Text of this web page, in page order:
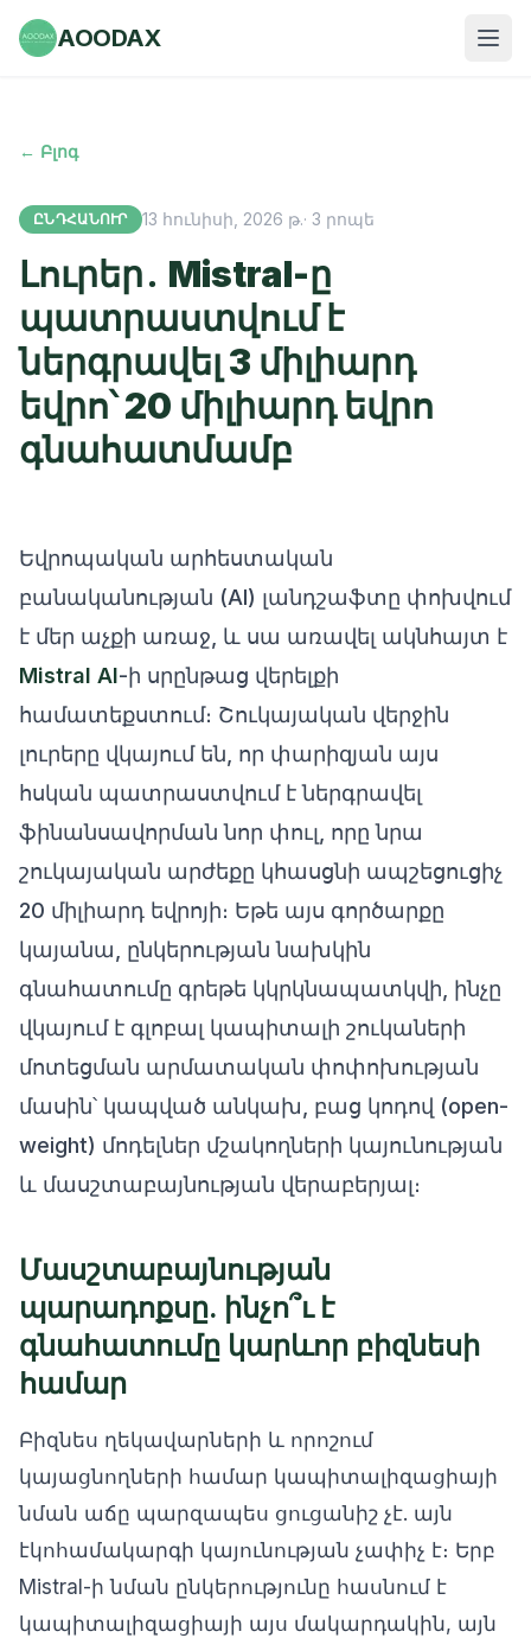
AOODAX
← Բլոգ
ԸՆԴՀԱՆՈՒՐ 13 հունիսի, 2026 թ.· 3 րոպե
Լուրեր․ Mistral-ը
պատրաստվում է
ներգրավել 3 միլիարդ
եվրո՝ 20 միլիարդ եվրո
գնահատմամբ
Եվրոպական արհեստական
բանականության (AI) լանդշաֆտը փոխվում
է մեր աչքի առաջ, և սա առավել ակնհայտ է
Mistral AI-ի սրընթաց վերելքի
համատեքստում։ Շուկայական վերջին
լուրերը վկայում են, որ փարիզյան այս
հսկան պատրաստվում է ներգրավել
ֆինանսավորման նոր փուլ, որը նրա
շուկայական արժեքը կհասցնի ապշեցուցիչ
20 միլիարդ եվրոյի։ Եթե այս գործարքը
կայանա, ընկերության նախկին
գնահատումը գրեթե կկրկնապատկվի, ինչը
վկայում է գլոբալ կապիտալի շուկաների
մոտեցման արմատական փոփոխության
մասին՝ կապված անկախ, բաց կոդով (open-
weight) մոդելներ մշակողների կայունության
և մասշտաբայնության վերաբերյալ։
Մասշտաբայնության
պարադոքսը. ինչո՞ւ է
գնահատումը կարևոր բիզնեսի
համար
Բիզնես ղեկավարների և որոշում
կայացնողների համար կապիտալիզացիայի
նման աճը պարզապես ցուցանիշ չէ. այն
էկոհամակարգի կայունության չափիչ է։ Երբ
Mistral-ի նման ընկերությունը հասնում է
կապիտալիզացիայի այս մակարդակին, այն